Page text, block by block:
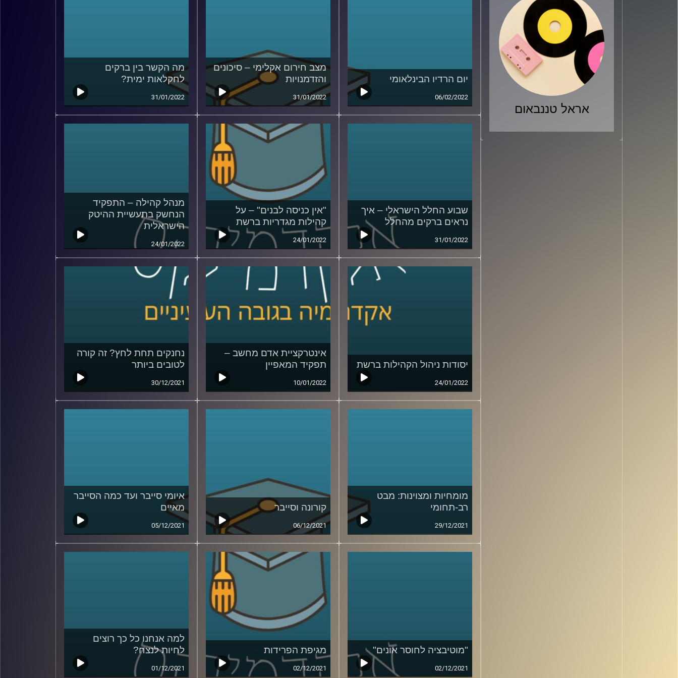
אראל טננבאום
יום הרדיו הבינלאומי
06/02/2022
מצב חירום אקלימי – סיכונים
והזדמנויות
31/01/2022
מה הקשר בין ברקים
לחקלאות ימית?
31/01/2022
שבוע החלל הישראלי – איך
נראים ברקים מהחלל
31/01/2022
"אין כניסה לבנים" – על
קהילות מגדריות ברשת
24/01/2022
מנהל קהילה – התפקיד
הנחשק בתעשיית ההיטק
הישראלית
24/01/2022
יסודות ניהול הקהילות ברשת
24/01/2022
אינטרקציית אדם מחשב –
תפקיד המאפיין
10/01/2022
נחנקים תחת לחץ? זה קורה
לטובים ביותר
30/12/2021
מומחיות ומצוינות: מבט
רב-תחומי
29/12/2021
קורונה וסייבר
06/12/2021
איומי סייבר ועד כמה הסייבר
מאיים
05/12/2021
"מוטיבציה לחוסר אונים"
02/12/2021
מגיפת הפרידות
02/12/2021
למה אנחנו כל כך רוצים
לחיות לנצח?
01/12/2021